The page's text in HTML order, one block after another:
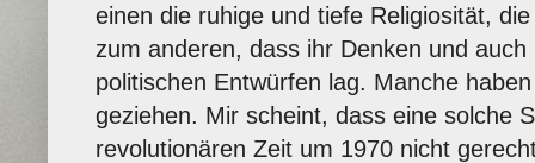
einen die ruhige und tiefe Religiosität,
zum anderen, dass ihr Denken und
politischen Entwürfen lag. Manche
geziehen. Mir scheint, dass eine solche
revolutionären Zeit um 1970 nicht